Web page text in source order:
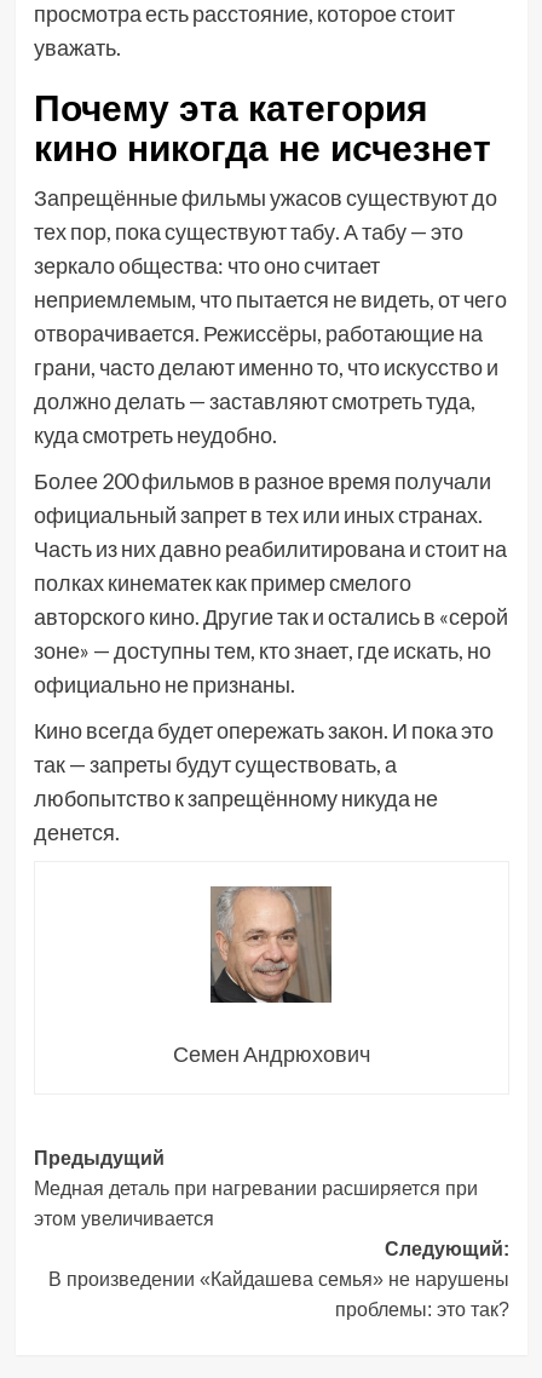
просмотра есть расстояние, которое стоит
уважать.
Почему эта категория
кино никогда не исчезнет
Запрещённые фильмы ужасов существуют до
тех пор, пока существуют табу. А табу — это
зеркало общества: что оно считает
неприемлемым, что пытается не видеть, от чего
отворачивается. Режиссёры, работающие на
грани, часто делают именно то, что искусство и
должно делать — заставляют смотреть туда,
куда смотреть неудобно.
Более 200 фильмов в разное время получали
официальный запрет в тех или иных странах.
Часть из них давно реабилитирована и стоит на
полках кинематек как пример смелого
авторского кино. Другие так и остались в «серой
зоне» — доступны тем, кто знает, где искать, но
официально не признаны.
Кино всегда будет опережать закон. И пока это
так — запреты будут существовать, а
любопытство к запрещённому никуда не
денется.
Семен Андрюхович
Навигация
записи
Предыдущий
Медная деталь при нагревании расширяется при
этом увеличивается
Следующий:
В произведении «Кайдашева семья» не нарушены
проблемы: это так?